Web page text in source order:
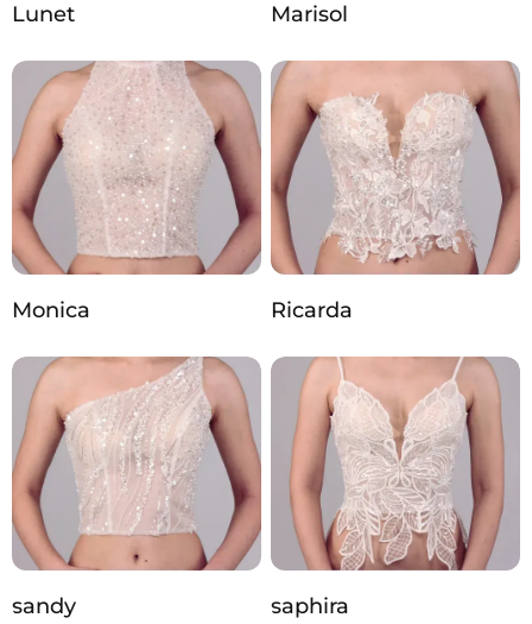
Lunet Marisol
Monica Ricarda
sandy saphira